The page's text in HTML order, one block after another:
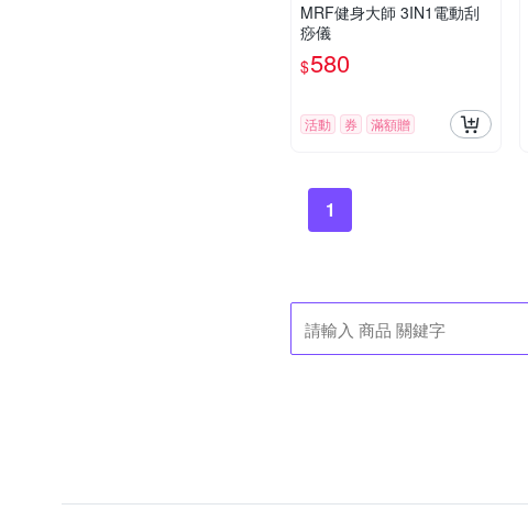
MRF健身大師 3IN1電動刮
痧儀
$580
活動 券 滿額贈
1